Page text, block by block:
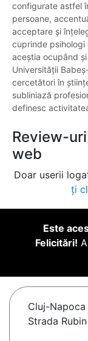
configurate astfel
persoane,
acceptare și
cuprinde psihologi
aceștia ocupând
Universității
cercetători în
subliniază
definesc
Review-
web
Doar userii
ți
Este
Felicitări!
Cluj-Napoca
Strada